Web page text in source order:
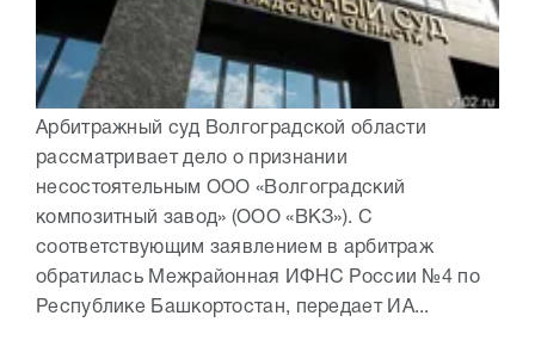
Арбитражный суд Волгоградской области
рассматривает дело о признании
несостоятельным ООО «Волгоградский
композитный завод» (ООО «ВКЗ»). С
соответствующим заявлением в арбитраж
обратилась Межрайонная ИФНС России №4 по
Республике Башкортостан, передает ИА...